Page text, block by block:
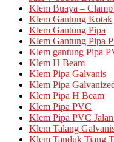
Klem Buaya –
Klem Gantung Kotak
Klem Gantung Pipa
Klem Gantung Pipa
Klem gantung Pipa
Klem H Beam
Klem Pipa Galvanis
Klem Pipa
Klem Pipa H Beam
Klem Pipa PVC
Klem Pipa PVC
Klem Talang
Klem Tanduk Tiang